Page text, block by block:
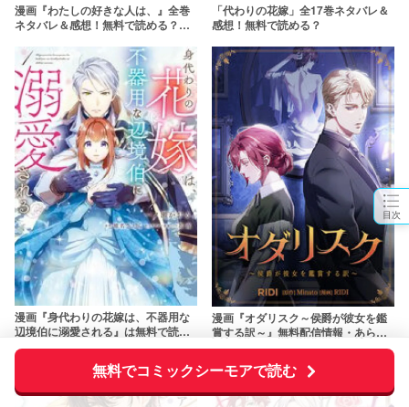
目次
無料でコミックシーモアで読む
漫画『わたしの好きな人は、』全巻
ネタバレ＆感想！無料で読める？
「代わりの花嫁」全17巻ネタバレ＆
感想！無料で読める？
漫画『身代わりの花嫁は、不器用な
辺境伯に溺愛される』は無料で読め
る？rawやzipは危険！アプリやサー
ビスを調査！【一ノ瀬かおる】
漫画『オダリスク～侯爵が彼女を鑑
賞する訳～』無料配信情報・あらす
じネタバレ！rawやpdfで読むのはや
めよう